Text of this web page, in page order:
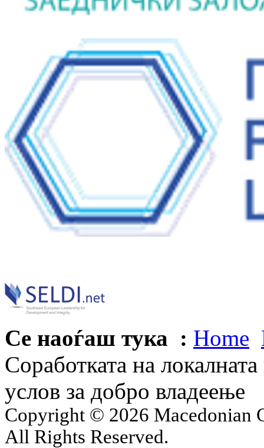
Се наоѓаш тука : Home
Соработката на
услов за добро владеење
Copyright © 2026 Macedonian
All Rights Reserved.